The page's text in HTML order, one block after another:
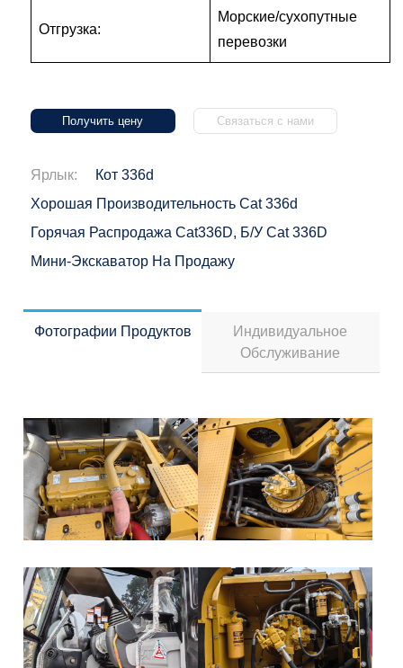
Отгрузка:
Морские/сухопутные
перевозки
Получить цену Связаться с нами
Ярлык:
Кот 336d
Хорошая Производительность Cat 336d
Горячая Распродажа Cat336D, Б/у Cat 336D
Мини-Экскаватор На Продажу
Фотографии Продуктов
Индивидуальное
Обслуживание